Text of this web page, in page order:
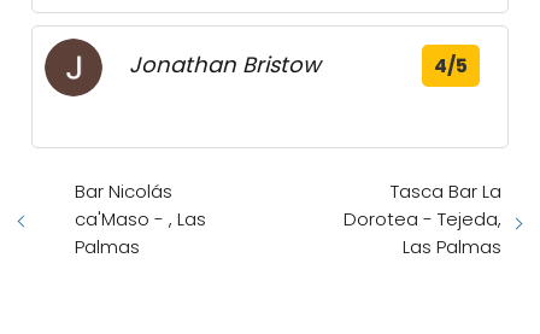
Jonathan Bristow 4/5
Bar Nicolás
ca'Maso - , Las
Palmas
Tasca Bar La
Dorotea - Tejeda,
Las Palmas